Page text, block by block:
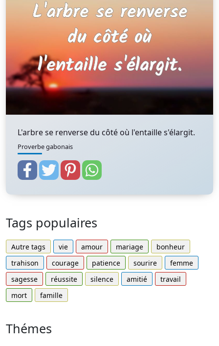
L'arbre se renverse du côté où l'entaille s'élargit.
Proverbe gabonais
Tags populaires
Autre tags vie amour mariage
bonheur
trahison
courage patience sourire
femme
sagesse
réussite silence amitié
travail
mort
famille
Thémes